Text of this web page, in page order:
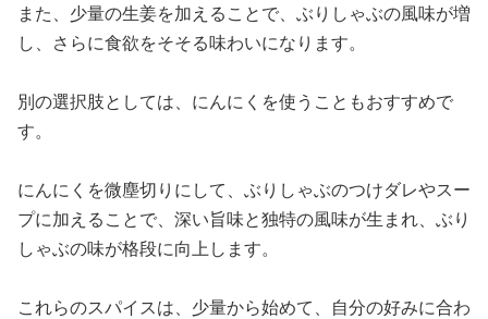
また、少量の生姜を加えることで、ぶりしゃぶの風味が増
し、さらに食欲をそそる味わいになります。
別の選択肢としては、にんにくを使うこともおすすめで
す。
にんにくを微塵切りにして、ぶりしゃぶのつけダレやスー
プに加えることで、深い旨味と独特の風味が生まれ、ぶり
しゃぶの味が格段に向上します。
これらのスパイスは、少量から始めて、自分の好みに合わ